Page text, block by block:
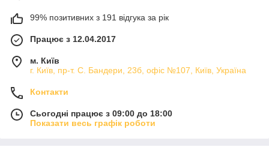
99% позитивних з 191 відгука за рік
Працює з 12.04.2017
м. Київ
г. Київ, пр-т. С. Бандери, 23б, офіс №107, Київ, Україна
Контакти
Сьогодні працює з 09:00 до 18:00
Показати весь графік роботи